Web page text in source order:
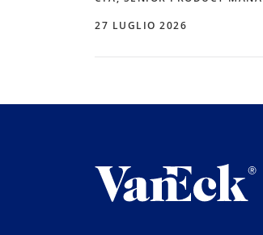
27 LUGLIO 2026